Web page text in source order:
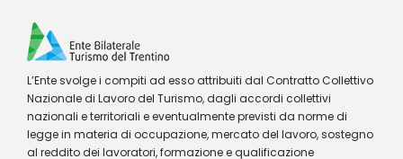
L’Ente svolge i compiti ad esso attribuiti dal Contratto Collettivo
Nazionale di Lavoro del Turismo, dagli accordi collettivi
nazionali e territoriali e eventualmente previsti da norme di
legge in materia di occupazione, mercato del lavoro, sostegno
al reddito dei lavoratori, formazione e qualificazione